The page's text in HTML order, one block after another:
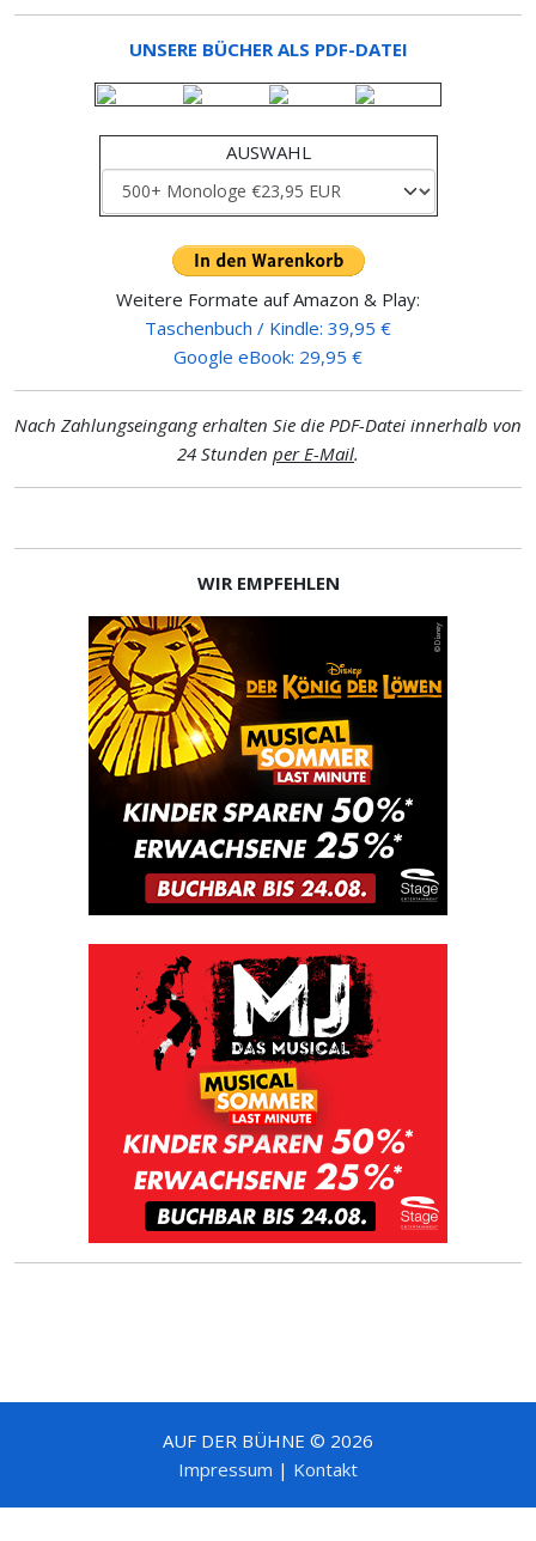
UNSERE BÜCHER ALS PDF-DATEI
AUSWAHL
Weitere Formate auf Amazon & Play:
Taschenbuch / Kindle: 39,95 €
Google eBook: 29,95 €
Nach Zahlungseingang erhalten Sie die PDF-Datei innerhalb von
24 Stunden per E-Mail.
WIR EMPFEHLEN
AUF DER BÜHNE © 2026
Impressum | Kontakt